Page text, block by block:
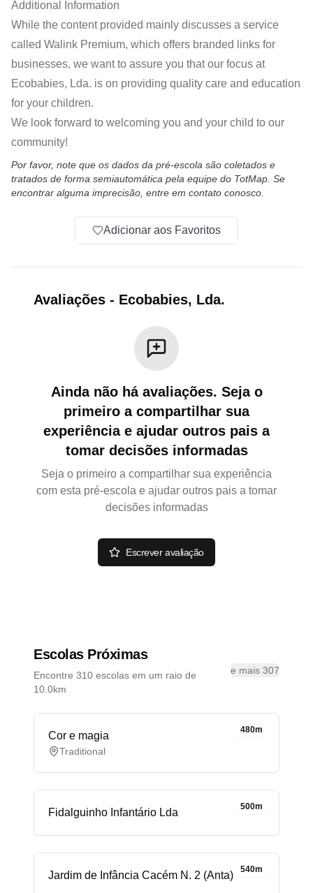
Additional Information
While the content provided mainly discusses a service
called Walink Premium, which offers branded links for
businesses, we want to assure you that our focus at
Ecobabies, Lda. is on providing quality care and education
for your children.
We look forward to welcoming you and your child to our
community!
Por favor, note que os dados da pré-escola são coletados e
tratados de forma semiautomática pela equipe do TotMap. Se
encontrar alguma imprecisão, entre em contato conosco.
Adicionar aos Favoritos
Avaliações - Ecobabies, Lda.
Ainda não há avaliações. Seja o
primeiro a compartilhar sua
experiência e ajudar outros pais a
tomar decisões informadas
Seja o primeiro a compartilhar sua experiência
com esta pré-escola e ajudar outros pais a tomar
decisões informadas
Escrever avaliação
Escolas Próximas
Encontre 310 escolas em um raio de
10.0km
e mais 307
480m
Cor e magia
Traditional
500m
Fidalguinho Infantário Lda
540m
Jardim de Infância Cacém N. 2 (Anta)